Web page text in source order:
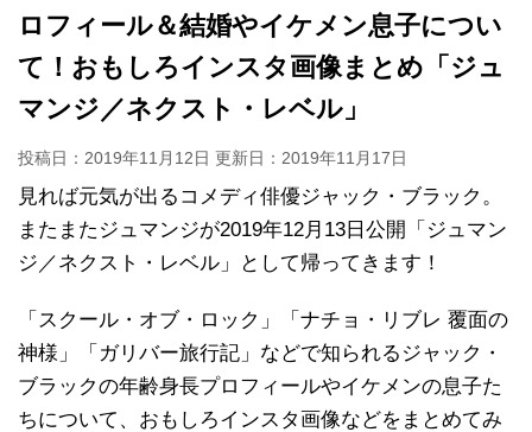
ロフィール＆結婚やイケメン息子につい
て！おもしろインスタ画像まとめ「ジュ
マンジ／ネクスト・レベル」
投稿日：2019年11月12日 更新日： 2019年11月17日
見れば元気が出るコメディ俳優ジャック・ブラック。
またまたジュマンジが2019年12月13日公開「ジュマン
ジ／ネクスト・レベル」として帰ってきます！
「スクール・オブ・ロック」「ナチョ・リブレ 覆面の
神様」「ガリバー旅行記」などで知られるジャック・
ブラックの年齢身長プロフィールやイケメンの息子た
ちについて、おもしろインスタ画像などをまとめてみ